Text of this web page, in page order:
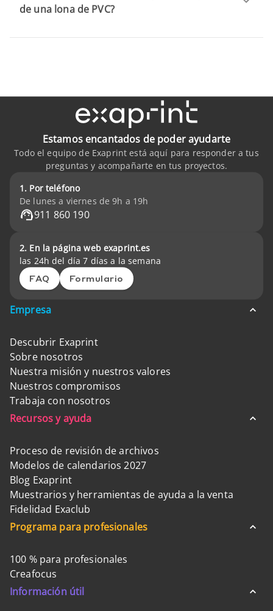
de una lona de PVC?
Estamos encantados de poder ayudarte
Todo el equipo de Exaprint está aquí para responder a tus
preguntas y acompañarte en tus proyectos.
1. Por teléfono
De lunes a viernes de 9h a 19h
911 860 190
2. En la página web exaprint.es
las 24h del día 7 días a la semana
FAQ Formulario
Empresa
Descubrir Exaprint
Sobre nosotros
Nuestra misión y nuestros valores
Nuestros compromisos
Trabaja con nosotros
Recursos y ayuda
Proceso de revisión de archivos
Modelos de calendarios 2027
Blog Exaprint
Muestrarios y herramientas de ayuda a la venta
Fidelidad Exaclub
Programa para profesionales
100 % para profesionales
Creafocus
Información útil